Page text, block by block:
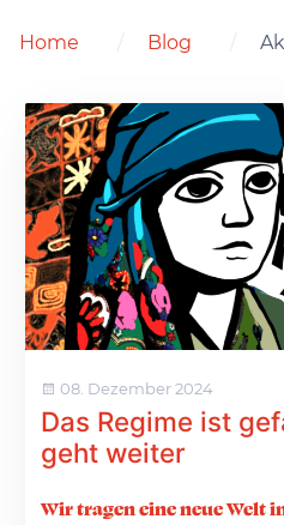
Home Blog
08. Dezember 2024
Das Regime ist
geht weiter
Wir tragen eine neue Welt